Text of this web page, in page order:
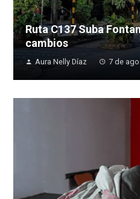
Ruta C137 Suba
cambios
Aura Nelly Díaz 7 de